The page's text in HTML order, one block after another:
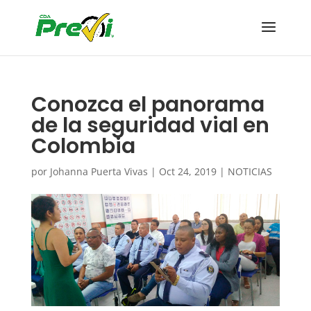
Conozca el panorama
de la seguridad vial en
Colombia
por Johanna Puerta Vivas | Oct 24, 2019| NOTICIAS